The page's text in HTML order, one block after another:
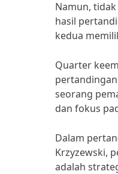
Namun,
hasil
kedua
Quarter
seorang
dan fokus
Dalam
Krzyzewski,
adalah